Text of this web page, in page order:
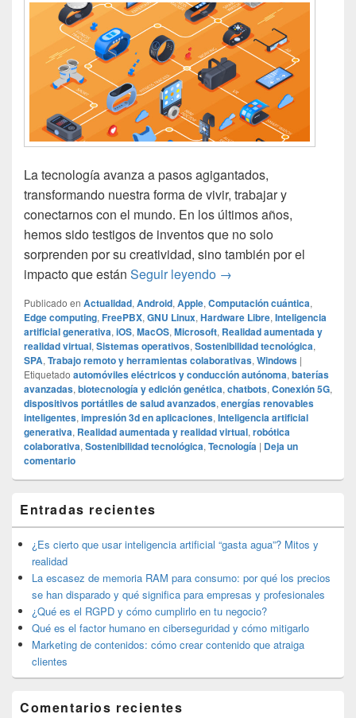
La tecnología avanza a pasos agigantados,
transformando nuestra forma de vivir, trabajar y
conectarnos con el mundo. En los últimos años,
hemos sido testigos de inventos que no solo
sorprenden por su creatividad, sino también por el
impacto que están Seguir leyendo Los inventos
→
Publicado en Actualidad, Android, Apple, Computación cuántica,
Edge computing, FreePBX, GNU Linux, Hardware Libre, Inteligencia
artificial generativa, iOS, MacOS, Microsoft, Realidad aumentada y
realidad virtual, Sistemas operativos, Sostenibilidad tecnológica,
SPA, Trabajo remoto y herramientas colaborativas, Windows |
Etiquetado automóviles eléctricos y conducción autónoma, baterías
avanzadas, biotecnología y edición genética, chatbots, Conexión 5G,
dispositivos portátiles de salud avanzados, energías renovables
inteligentes, impresión 3d en aplicaciones, Inteligencia artificial
generativa, Realidad aumentada y realidad virtual, robótica
colaborativa, Sostenibilidad tecnológica, Tecnología | Deja un
comentario
área
de
widget
barra
lateral
primaria
Entradas recientes
¿Es cierto que usar inteligencia artificial “gasta agua”? Mitos y
realidad
La escasez de memoria RAM para consumo: por qué los precios
se han disparado y qué significa para empresas y profesionales
¿Qué es el RGPD y cómo cumplirlo en tu negocio?
Qué es el factor humano en ciberseguridad y cómo mitigarlo
Marketing de contenidos: cómo crear contenido que atraiga
clientes
Comentarios recientes